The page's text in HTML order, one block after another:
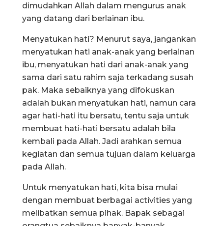
dimudahkan Allah dalam mengurus anak
yang datang dari berlainan ibu.
Menyatukan hati? Menurut saya, jangankan
menyatukan hati anak-anak yang berlainan
ibu, menyatukan hati dari anak-anak yang
sama dari satu rahim saja terkadang susah
pak. Maka sebaiknya yang difokuskan
adalah bukan menyatukan hati, namun cara
agar hati-hati itu bersatu, tentu saja untuk
membuat hati-hati bersatu adalah bila
kembali pada Allah. Jadi arahkan semua
kegiatan dan semua tujuan dalam keluarga
pada Allah.
Untuk menyatukan hati, kita bisa mulai
dengan membuat berbagai activities yang
melibatkan semua pihak. Bapak sebagai